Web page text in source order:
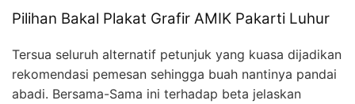
Pilihan Bakal Plakat Grafir AMIK Pakarti Luhur
Tersua seluruh alternatif petunjuk yang kuasa dijadikan
rekomendasi pemesan sehingga buah nantinya pandai
abadi. Bersama-Sama ini terhadap beta jelaskan